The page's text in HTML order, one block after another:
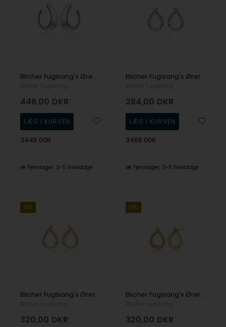
Blicher Fuglsang's Ørestikker i blank sølv
446,00 DKR
3445 00R
Fjernlager 3-5 hverdage
Blicher Fuglsang's Øreringe i sølv
284,00 DKR
3468 00R
Fjernlager 3-5 hverdage
19%
Blicher Fuglsang's Øreringe i forgyldt sølv
320,00 DKR
19%
Blicher Fuglsang's Øreringe i mat forgyldt sølv
320,00 DKR